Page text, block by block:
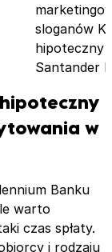
sloganów
hipoteczny
Santander
w
Banku
warto
czas spłaty.
i rodzaju